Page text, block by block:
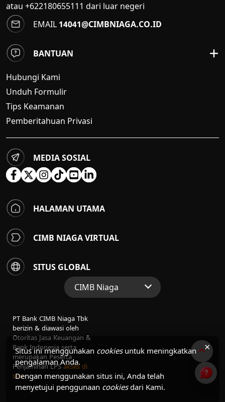
×
Situs ini menggunakan cookiesuntuk meningkatkan
pengalaman Anda.
Dengan menggunakan situs ini, Anda telah
menyetujui penggunaan cookiesdari Kami.
atau +622180655111 dari luar negeri
EMAIL 14041@CIMBNIAGA.CO.ID
BANTUAN
Hubungi Kami
Unduh Formulir
Tips Keamanan
Pemberitahuan Privasi
MEDIA SOSIAL
HALAMAN UTAMA
CIMB NIAGA VIRTUAL
SITUS GLOBAL
CIMB Niaga
Perbankan Konsumen
Perbankan Syariah
PT Bank CIMB Niaga Tbk
berizin & diawasi oleh
Otoritas Jasa Keuangan &
Bank Indonesia serta
merupakan Peserta
Penjaminan LPSakses di
sini